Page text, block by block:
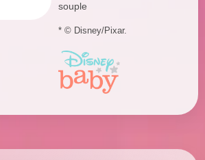
souple
* © Disney/Pixar.